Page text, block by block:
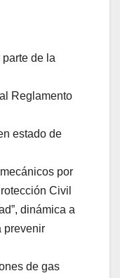
de la
Reglamento
estado de
por
Civil
dinámica a
prevenir
de gas